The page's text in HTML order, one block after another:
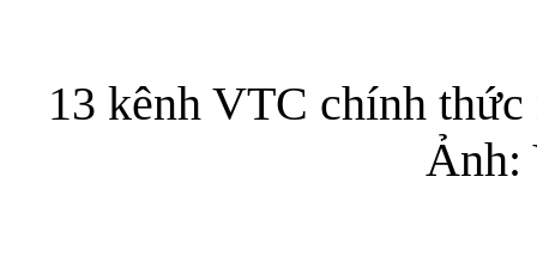
13 kênh VTC chính
Ảnh: